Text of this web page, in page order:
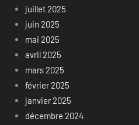
juillet 2025
juin 2025
mai 2025
avril 2025
mars 2025
février 2025
janvier 2025
décembre 2024